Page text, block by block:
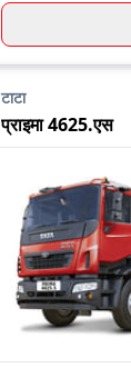
टाटा
प्राइमा 4625.एस